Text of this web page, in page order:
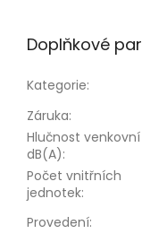
Doplňkové
Kategorie:
Záruka:
Hlučnost
dB(A):
Počet vnitřních
jednotek:
Provedení: